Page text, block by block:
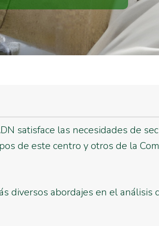
satisface las necesidades de
de este centro y otros de la
diversos abordajes en el análisis